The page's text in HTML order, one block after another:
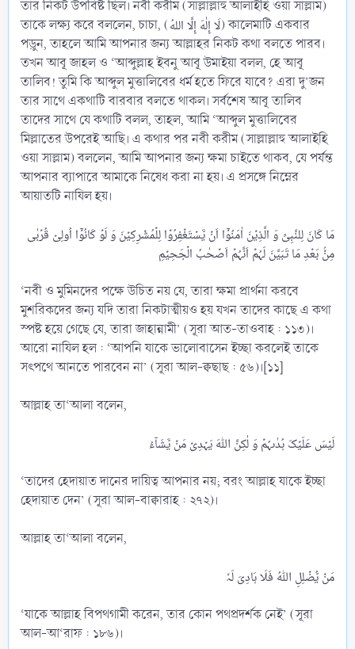
তার নিকট উপবিষ্ট ছিল। নবী করীম (সাল্লাল্লাহু আলাইহি ওয়া সাল্লাম)
তাকে লক্ষ্য করে বললেন, চাচা, (لَا إِلٰهَ إِلَّا اللهُ) কালেমাটি একবার
পড়ুন, তাহলে আমি আপনার জন্য আল্লাহর নিকট কথা বলতে পারব।
তখন আবূ জাহল ও ‘আব্দুল্লাহ ইবনু আবূ উমাইয়া বলল, হে আবূ
তালিব! তুমি কি আব্দুল মুত্তালিবের ধর্ম হতে ফিরে যাবে? এরা দু’জন
তার সাথে একথাটি বারবার বলতে থাকল। সর্বশেষ আবূ তালিব
তাদের সাথে যে কথাটি বলল, তাহল, আমি ‘আব্দুল মুত্তালিবের
মিল্লাতের উপরেই আছি। এ কথার পর নবী করীম (সাল্লাল্লাহু আলাইহি
ওয়া সাল্লাম) বললেন, আমি আপনার জন্য ক্ষমা চাইতে থাকব, যে পর্যন্ত
আপনার ব্যাপারে আমাকে নিষেধ করা না হয়। এ প্রসঙ্গে নিম্নের
আয়াতটি নাযিল হয়।
مَا کَانَ لِلنَّبِیِّ وَ الَّذِیۡنَ اٰمَنُوۡۤا اَنۡ یَّسۡتَغۡفِرُوۡا لِلۡمُشۡرِکِیۡنَ وَ لَوۡ کَانُوۡۤا اُولِیۡ قُرۡبٰی
‘নবী ও মুমিনদের পক্ষে উচিত নয় যে, তারা ক্ষমা প্রার্থনা করবে
মুশরিকদের জন্য যদি তারা নিকটাত্মীয়ও হয় যখন তাদের কাছে এ কথা
স্পষ্ট হয়ে গেছে যে, তারা জাহান্নামী’ (সূরা আত-তাওবাহ : ১১৩)।
আরো নাযিল হল : ‘আপনি যাকে ভালোবাসেন ইচ্ছা করলেই তাকে
সৎপথে আনতে পারবেন না’ (সূরা আল-ক্বছাছ : ৫৬)।[১১]
আল্লাহ তা‘আলা বলেন,
‘তাদের হেদায়াত দানের দায়িত্ব আপনার নয়; বরং আল্লাহ যাকে ইচ্ছা
হেদায়াত দেন’ (সূরা আল-বাক্বারাহ : ২৭২)।
আল্লাহ তা‘আলা বলেন,
‘যাকে আল্লাহ বিপথগামী করেন, তার কোন পথপ্রদর্শক নেই’ (সূরা
আল-আ‘রাফ : ১৮৬)।